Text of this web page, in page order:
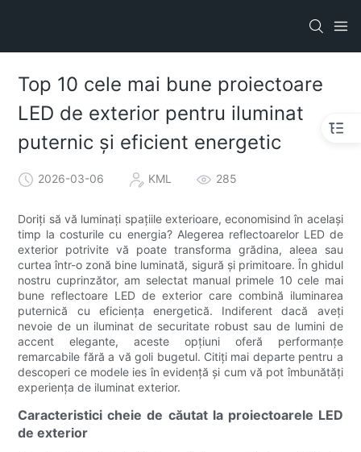
Top 10 cele mai bune proiectoare
LED de exterior pentru iluminat
puternic și eficient energetic
2026-03-06 KML 285
Doriți să vă luminați spațiile exterioare, economisind în același
timp la costurile cu energia? Alegerea reflectoarelor LED de
exterior potrivite vă poate transforma grădina, aleea sau
curtea într-o zonă bine luminată, sigură și primitoare. În ghidul
nostru cuprinzător, am selectat manual primele 10 cele mai
bune reflectoare LED de exterior care combină iluminarea
puternică cu eficiența energetică. Indiferent dacă aveți
nevoie de un iluminat de securitate robust sau de lumini de
accent elegante, aceste opțiuni oferă performanțe
remarcabile fără a vă goli bugetul. Citiți mai departe pentru a
descoperi ce modele ies în evidență și cum vă pot îmbunătăți
experiența de iluminat exterior.
Caracteristici cheie de căutat la proiectoarele LED
de exterior